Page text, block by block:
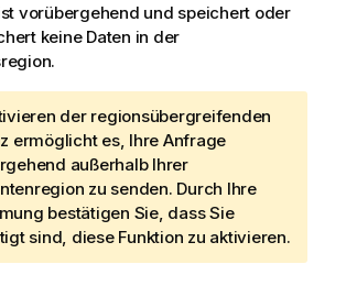
vorübergehend und speichert oder
keine Daten in der
der regionsübergreifenden
ermöglicht es, Ihre Anfrage
außerhalb Ihrer
zu senden. Durch Ihre
bestätigen Sie, dass Sie
sind, diese Funktion zu aktivieren.